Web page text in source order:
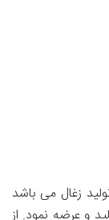
زغال می باشد
و عرضه نمود. از